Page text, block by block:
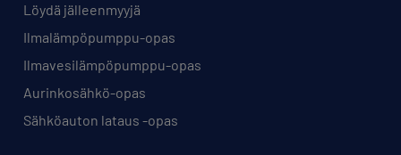
Löydä jälleenmyyjä
Ilmalämpöpumppu-opas
Ilmavesilämpöpumppu-opas
Aurinkosähkö-opas
Sähköauton lataus -opas